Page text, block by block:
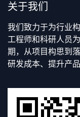
关于我们
我们致力于为行业
工程师和科研人员
期，从项目构思到
研发成本、提升产